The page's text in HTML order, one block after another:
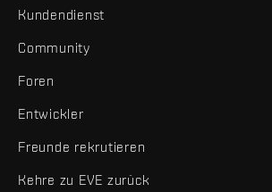
Kundendienst
Community
Foren
Entwickler
Freunde rekrutieren
Kehre zu EVE zurück